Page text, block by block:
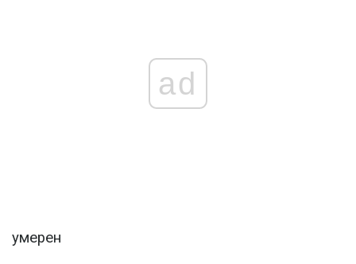
ad
умерен